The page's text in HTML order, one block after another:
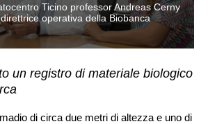
Ticino professor Andreas Cerny
operativa della Biobanca
un registro di materiale biologico
di circa due metri di altezza e uno di